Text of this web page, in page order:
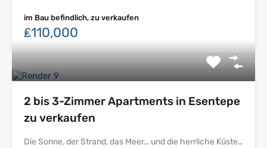
im Bau befindlich, zu verkaufen
₤110,000
2 bis 3-Zimmer Apartments in Esentepe
zu verkaufen
Die Sonne, der Strand, das Meer… und die herrliche Küste…